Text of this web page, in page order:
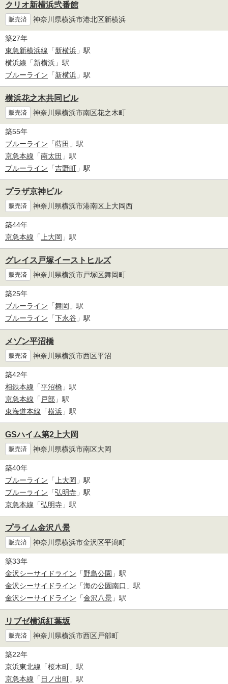
クリオ新横浜弐番館
販売済 神奈川県横浜市港北区新横浜
築27年
東急新横浜線 「新横浜 」駅
横浜線 「新横浜 」駅
ブルーライン 「新横浜 」駅
横浜花之木共同ビル
販売済 神奈川県横浜市南区花之木町
築55年
ブルーライン 「蒔田 」駅
京急本線 「南太田 」駅
ブルーライン 「吉野町 」駅
プラザ京神ビル
販売済 神奈川県横浜市港南区上大岡西
築44年
京急本線 「上大岡 」駅
グレイス戸塚イーストヒルズ
販売済 神奈川県横浜市戸塚区舞岡町
築25年
ブルーライン 「舞岡 」駅
ブルーライン 「下永谷 」駅
メゾン平沼橋
販売済 神奈川県横浜市西区平沼
築42年
相鉄本線 「平沼橋 」駅
京急本線 「 戸部 」駅
東海道本線 「横浜 」駅
GSハイム第2上大岡
販売済 神奈川県横浜市南区大岡
築40年
ブルーライン 「上大岡 」駅
ブルーライン 「弘明寺 」駅
京急本線 「弘明寺 」駅
プライム金沢八景
販売済 神奈川県横浜市金沢区平潟町
築33年
金沢シーサイドライン 「野島公園 」駅
金沢シーサイドライン 「海の公園南口 」駅
金沢シーサイドライン 「金沢八景 」駅
リブゼ横浜紅葉坂
販売済 神奈川県横浜市西区戸部町
築22年
京浜東北線 「桜木町 」駅
京急本線 「 日ノ出町 」駅